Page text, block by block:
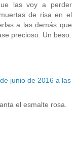
las voy a perder
de risa en el
a las demás que
precioso. Un beso.
junio de 2016 a las
el esmalte rosa.